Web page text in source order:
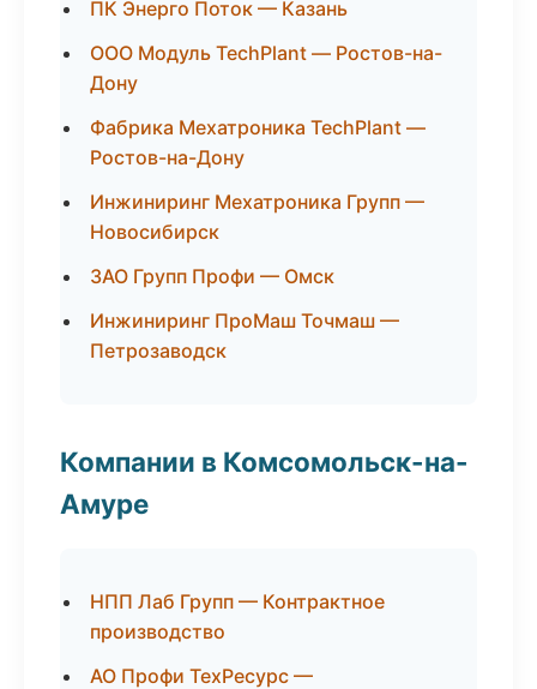
ПК Энерго Поток — Казань
ООО Модуль TechPlant — Ростов-на-
Дону
Фабрика Мехатроника TechPlant —
Ростов-на-Дону
Инжиниринг Мехатроника Групп —
Новосибирск
ЗАО Групп Профи — Омск
Инжиниринг ПроМаш Точмаш —
Петрозаводск
Компании в Комсомольск-на-
Амуре
НПП Лаб Групп — Контрактное
производство
АО Профи ТехРесурс —